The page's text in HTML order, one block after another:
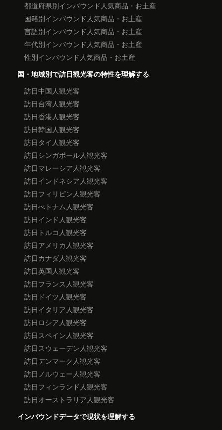
都道府県別インバウンド人気商品・お土産
国籍別インバウンド人気商品・お土産
言語別インバウンド人気商品・お土産
年代別インバウンド人気商品・お土産
性別インバウンド人気商品・お土産
国・地域別で訪日観光客の特性を理解する
訪日中国人観光客
訪日台湾人観光客
訪日香港人観光客
訪日韓国人観光客
訪日タイ人観光客
訪日シンガポール人観光客
訪日マレーシア人観光客
訪日インドネシア人観光客
訪日フィリピン人観光客
訪日べトナム人観光客
訪日インド人観光客
訪日トルコ人観光客
訪日アメリカ人観光客
訪日カナダ人観光客
訪日英国人観光客
訪日フランス人観光客
訪日ドイツ人観光客
訪日イタリア人観光客
訪日ロシア人観光客
訪日スペイン人観光客
訪日スウェーデン人観光客
訪日デンマーク人観光客
訪日ノルウェー人観光客
訪日フィンランド人観光客
訪日オーストラリア人観光客
インバウンドデータで現状を理解する